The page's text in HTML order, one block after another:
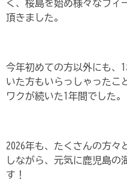
く、桜島を始め様々なフィ
頂きました。
今年初めての方以外にも、
いた方もいらっしゃったこ
ワクが続いた1年間でした。
2026年も、たくさんの方々
しながら、元気に鹿児島の
す！